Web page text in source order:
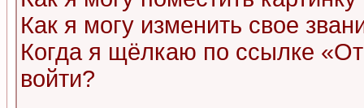
Как я могу изменить свое
Когда я щёлкаю по ссылке
войти?